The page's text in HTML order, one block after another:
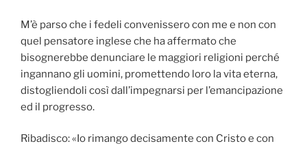
M’è parso che i fedeli convenissero con me e non con
quel pensatore inglese che ha affermato che
bisognerebbe denunciare le maggiori religioni perché
ingannano gli uomini, promettendo loro la vita eterna,
distogliendoli così dall’impegnarsi per l’emancipazione
ed il progresso.
Ribadisco: «Io rimango decisamente con Cristo e con